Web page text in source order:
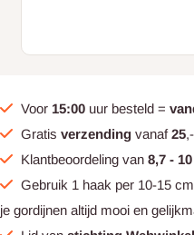
Voor 15:00 uur besteld =
Gratis verzending vanaf25
Klantbeoordeling van 8,7 -
Gebruik 1 haak per 10-15
je gordijnen altijd mooi en